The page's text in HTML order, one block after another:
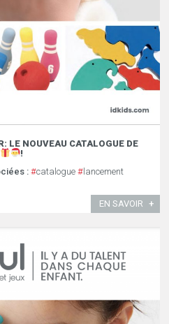
LE NOUVEAU CATALOGUE DE
!
: #catalogue #lancement
EN SAVOIR